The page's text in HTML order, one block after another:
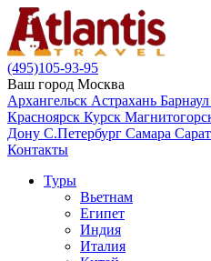
(495)105-93-95
Ваш город Москва
Архангельск Астрахань Барнаул
Красноярск Курск
Дону С.Петербург Самара
Контакты
Туры
Вьетнам
Египет
Индия
Италия